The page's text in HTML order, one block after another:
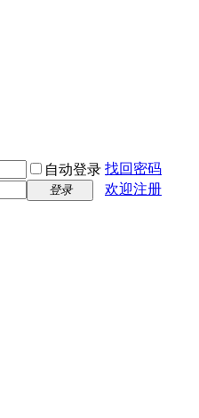
自动登录 找回密码
登录 欢迎注册